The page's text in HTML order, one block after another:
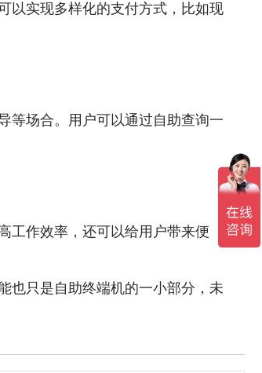
以实现多样化的支付方式，比如现
等场合。用户可以通过自助查询一
工作效率，还可以给用户带来便
也只是自助终端机的一小部分，未